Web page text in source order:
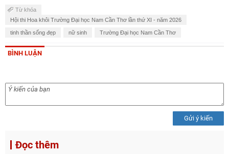
Từ khóa
Hội thi Hoa khôi Trường Đại học Nam Cần Thơ lần thứ XI - năm 2026
tinh thần sống đẹp nữ sinh Trường Đại học Nam Cần Thơ
BÌNH LUẬN
Gửi ý kiến
Đọc thêm